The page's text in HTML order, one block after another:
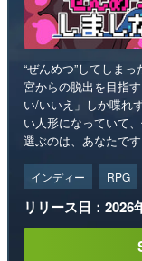
“ぜんめつ”してしま
宮からの脱出を目指
い/いいえ」しか喋れ
い人形になっていて
選ぶのは、あなたです
インディー RPG
リリース日：2026